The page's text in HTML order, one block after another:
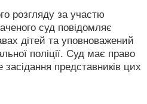
розгляду за участю
суд повідомляє
дітей та уповноважений
поліції. Суд має право
представників цих